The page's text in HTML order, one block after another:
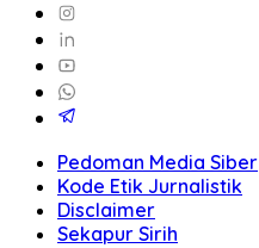
Pedoman Media Siber
Kode Etik Jurnalistik
Disclaimer
Sekapur Sirih